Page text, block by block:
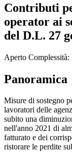
Contributi
operator ai
del D.L. 27
Aperto Complessità:
Panoramica
Misure di sostegno
lavoratori delle
subito una
nell'anno 2021 di
fatturato e dei
ristorare le perdite